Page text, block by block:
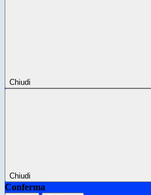
Chiudi
Chiudi
Conferma